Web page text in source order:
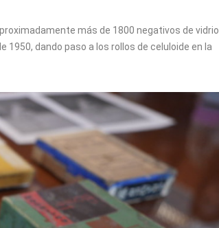
más de 1800 negativos de vidrio
dando paso a los rollos de celuloide en la